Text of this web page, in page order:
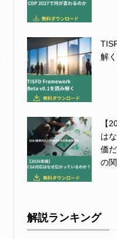
解く
【
は
価
の
解説ランキング